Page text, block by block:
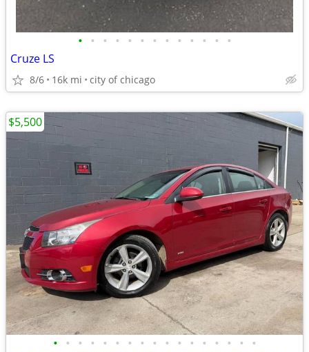
• • • • • • • • • • • • •
Cruze LS
8/6 16k mi city of chicago
• • • • • • • • • • • • • • • • •
$5,500